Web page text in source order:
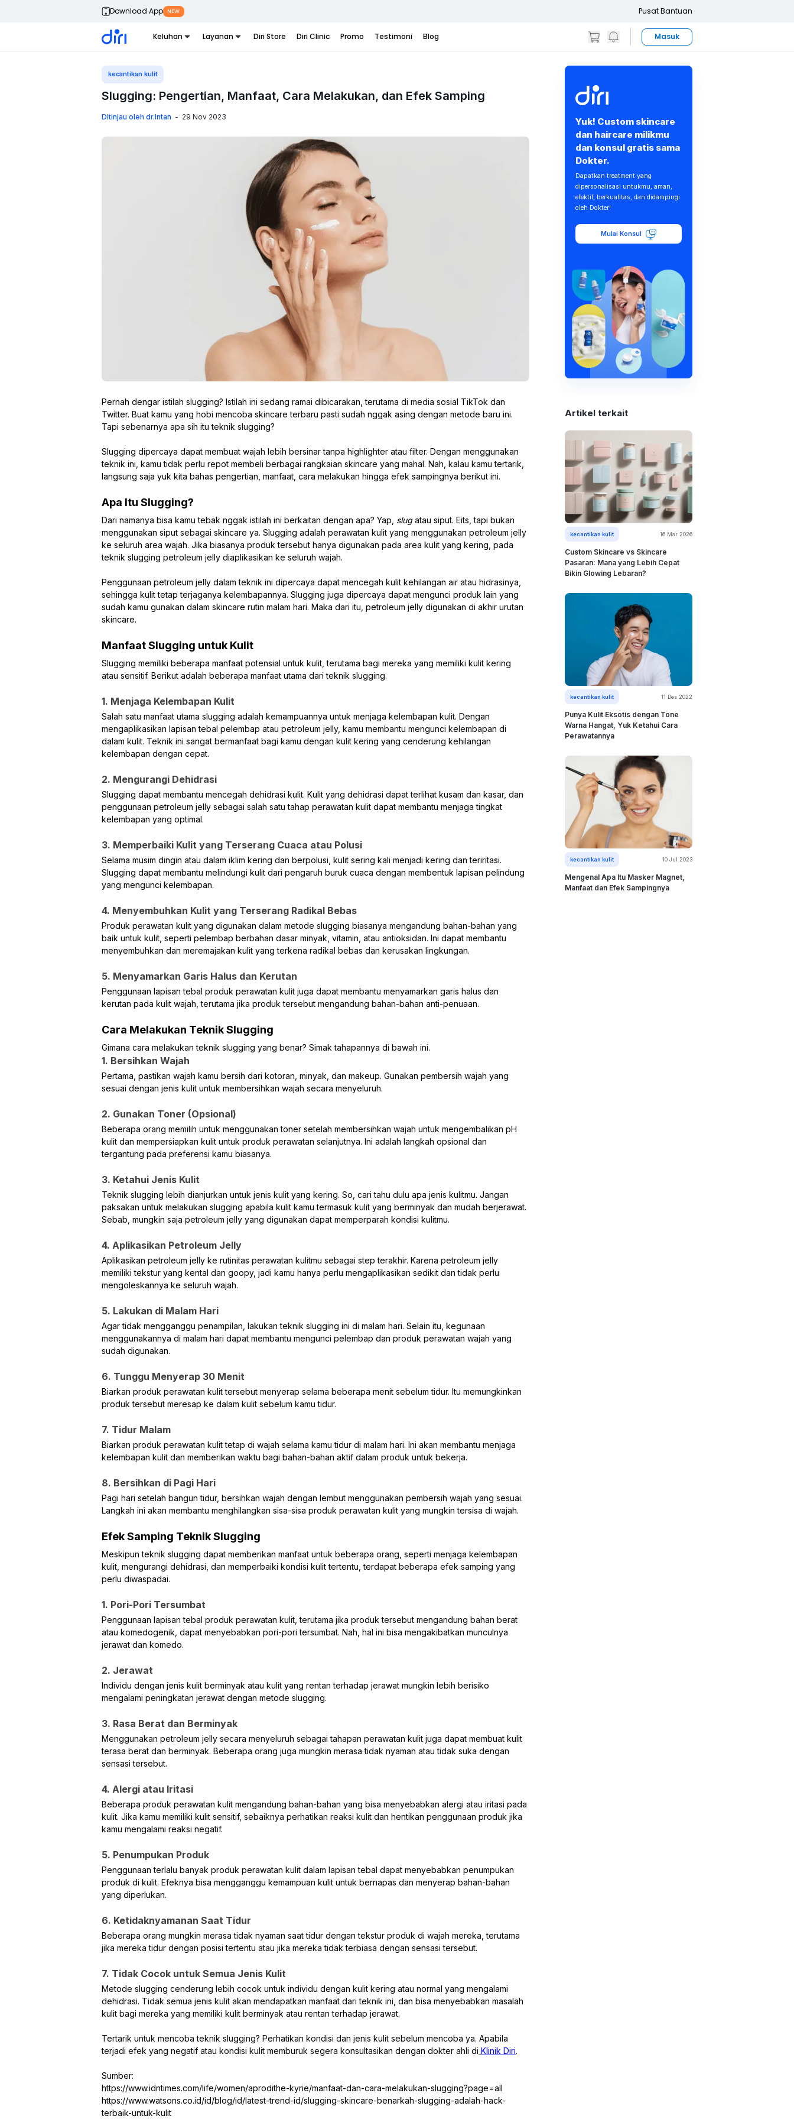
Download App NEW Pusat Bantuan
Keluhan Layanan Diri Store Diri Clinic Promo Testimoni Blog Masuk
kecantikan kulit
Slugging: Pengertian, Manfaat, Cara Melakukan, dan Efek Samping
Ditinjau oleh dr.Intan - 29 Nov 2023
Pernah dengar istilah slugging? Istilah ini sedang ramai dibicarakan, terutama di media sosial TikTok dan
Twitter. Buat kamu yang hobi mencoba skincare terbaru pasti sudah nggak asing dengan metode baru ini.
Tapi sebenarnya apa sih itu teknik slugging?
Slugging dipercaya dapat membuat wajah lebih bersinar tanpa highlighter atau filter. Dengan menggunakan
teknik ini, kamu tidak perlu repot membeli berbagai rangkaian skincare yang mahal. Nah, kalau kamu tertarik,
langsung saja yuk kita bahas pengertian, manfaat, cara melakukan hingga efek sampingnya berikut ini.
Apa Itu Slugging?
Dari namanya bisa kamu tebak nggak istilah ini berkaitan dengan apa? Yap, slugatau siput. Eits, tapi bukan
menggunakan siput sebagai skincare ya. Slugging adalah perawatan kulit yang menggunakan petroleum jelly
ke seluruh area wajah. Jika biasanya produk tersebut hanya digunakan pada area kulit yang kering, pada
teknik slugging petroleum jelly diaplikasikan ke seluruh wajah.
Penggunaan petroleum jelly dalam teknik ini dipercaya dapat mencegah kulit kehilangan air atau hidrasinya,
sehingga kulit tetap terjaganya kelembapannya. Slugging juga dipercaya dapat mengunci produk lain yang
sudah kamu gunakan dalam skincare rutin malam hari. Maka dari itu, petroleum jelly digunakan di akhir urutan
skincare.
Manfaat Slugging untuk Kulit
Slugging memiliki beberapa manfaat potensial untuk kulit, terutama bagi mereka yang memiliki kulit kering
atau sensitif. Berikut adalah beberapa manfaat utama dari teknik slugging.
1. Menjaga Kelembapan Kulit
Salah satu manfaat utama slugging adalah kemampuannya untuk menjaga kelembapan kulit. Dengan
mengaplikasikan lapisan tebal pelembap atau petroleum jelly, kamu membantu mengunci kelembapan di
dalam kulit. Teknik ini sangat bermanfaat bagi kamu dengan kulit kering yang cenderung kehilangan
kelembapan dengan cepat.
2. Mengurangi Dehidrasi
Slugging dapat membantu mencegah dehidrasi kulit. Kulit yang dehidrasi dapat terlihat kusam dan kasar, dan
penggunaan petroleum jelly sebagai salah satu tahap perawatan kulit dapat membantu menjaga tingkat
kelembapan yang optimal.
3. Memperbaiki Kulit yang Terserang Cuaca atau Polusi
Selama musim dingin atau dalam iklim kering dan berpolusi, kulit sering kali menjadi kering dan teriritasi.
Slugging dapat membantu melindungi kulit dari pengaruh buruk cuaca dengan membentuk lapisan pelindung
yang mengunci kelembapan.
4. Menyembuhkan Kulit yang Terserang Radikal Bebas
Produk perawatan kulit yang digunakan dalam metode slugging biasanya mengandung bahan-bahan yang
baik untuk kulit, seperti pelembap berbahan dasar minyak, vitamin, atau antioksidan. Ini dapat membantu
menyembuhkan dan meremajakan kulit yang terkena radikal bebas dan kerusakan lingkungan.
5. Menyamarkan Garis Halus dan Kerutan
Penggunaan lapisan tebal produk perawatan kulit juga dapat membantu menyamarkan garis halus dan
kerutan pada kulit wajah, terutama jika produk tersebut mengandung bahan-bahan anti-penuaan.
Cara Melakukan Teknik Slugging
Gimana cara melakukan teknik slugging yang benar? Simak tahapannya di bawah ini.
1. Bersihkan Wajah
Pertama, pastikan wajah kamu bersih dari kotoran, minyak, dan makeup. Gunakan pembersih wajah yang
sesuai dengan jenis kulit untuk membersihkan wajah secara menyeluruh.
2. Gunakan Toner (Opsional)
Beberapa orang memilih untuk menggunakan toner setelah membersihkan wajah untuk mengembalikan pH
kulit dan mempersiapkan kulit untuk produk perawatan selanjutnya. Ini adalah langkah opsional dan
tergantung pada preferensi kamu biasanya.
3. Ketahui Jenis Kulit
Teknik slugging lebih dianjurkan untuk jenis kulit yang kering. So, cari tahu dulu apa jenis kulitmu. Jangan
paksakan untuk melakukan slugging apabila kulit kamu termasuk kulit yang berminyak dan mudah berjerawat.
Sebab, mungkin saja petroleum jelly yang digunakan dapat memperparah kondisi kulitmu.
4. Aplikasikan Petroleum Jelly
Aplikasikan petroleum jelly ke rutinitas perawatan kulitmu sebagai step terakhir. Karena petroleum jelly
memiliki tekstur yang kental dan goopy, jadi kamu hanya perlu mengaplikasikan sedikit dan tidak perlu
mengoleskannya ke seluruh wajah.
5. Lakukan di Malam Hari
Agar tidak mengganggu penampilan, lakukan teknik slugging ini di malam hari. Selain itu, kegunaan
menggunakannya di malam hari dapat membantu mengunci pelembap dan produk perawatan wajah yang
sudah digunakan.
6. Tunggu Menyerap 30 Menit
Biarkan produk perawatan kulit tersebut menyerap selama beberapa menit sebelum tidur. Itu memungkinkan
produk tersebut meresap ke dalam kulit sebelum kamu tidur.
7. Tidur Malam
Biarkan produk perawatan kulit tetap di wajah selama kamu tidur di malam hari. Ini akan membantu menjaga
kelembapan kulit dan memberikan waktu bagi bahan-bahan aktif dalam produk untuk bekerja.
8. Bersihkan di Pagi Hari
Pagi hari setelah bangun tidur, bersihkan wajah dengan lembut menggunakan pembersih wajah yang sesuai.
Langkah ini akan membantu menghilangkan sisa-sisa produk perawatan kulit yang mungkin tersisa di wajah.
Efek Samping Teknik Slugging
Meskipun teknik slugging dapat memberikan manfaat untuk beberapa orang, seperti menjaga kelembapan
kulit, mengurangi dehidrasi, dan memperbaiki kondisi kulit tertentu, terdapat beberapa efek samping yang
perlu diwaspadai.
1. Pori-Pori Tersumbat
Penggunaan lapisan tebal produk perawatan kulit, terutama jika produk tersebut mengandung bahan berat
atau komedogenik, dapat menyebabkan pori-pori tersumbat. Nah, hal ini bisa mengakibatkan munculnya
jerawat dan komedo.
2. Jerawat
Individu dengan jenis kulit berminyak atau kulit yang rentan terhadap jerawat mungkin lebih berisiko
mengalami peningkatan jerawat dengan metode slugging.
3. Rasa Berat dan Berminyak
Menggunakan petroleum jelly secara menyeluruh sebagai tahapan perawatan kulit juga dapat membuat kulit
terasa berat dan berminyak. Beberapa orang juga mungkin merasa tidak nyaman atau tidak suka dengan
sensasi tersebut.
4. Alergi atau Iritasi
Beberapa produk perawatan kulit mengandung bahan-bahan yang bisa menyebabkan alergi atau iritasi pada
kulit. Jika kamu memiliki kulit sensitif, sebaiknya perhatikan reaksi kulit dan hentikan penggunaan produk jika
kamu mengalami reaksi negatif.
5. Penumpukan Produk
Penggunaan terlalu banyak produk perawatan kulit dalam lapisan tebal dapat menyebabkan penumpukan
produk di kulit. Efeknya bisa mengganggu kemampuan kulit untuk bernapas dan menyerap bahan-bahan
yang diperlukan.
6. Ketidaknyamanan Saat Tidur
Beberapa orang mungkin merasa tidak nyaman saat tidur dengan tekstur produk di wajah mereka, terutama
jika mereka tidur dengan posisi tertentu atau jika mereka tidak terbiasa dengan sensasi tersebut.
7. Tidak Cocok untuk Semua Jenis Kulit
Metode slugging cenderung lebih cocok untuk individu dengan kulit kering atau normal yang mengalami
dehidrasi. Tidak semua jenis kulit akan mendapatkan manfaat dari teknik ini, dan bisa menyebabkan masalah
kulit bagi mereka yang memiliki kulit berminyak atau rentan terhadap jerawat.
Tertarik untuk mencoba teknik slugging? Perhatikan kondisi dan jenis kulit sebelum mencoba ya. Apabila
terjadi efek yang negatif atau kondisi kulit memburuk segera konsultasikan dengan dokter ahli di Klinik Diri.
Sumber:
https://www.idntimes.com/life/women/aprodithe-kyrie/manfaat-dan-cara-melakukan-slugging?page=all
https://www.watsons.co.id/id/blog/id/latest-trend-id/slugging-skincare-benarkah-slugging-adalah-hack-
terbaik-untuk-kulit
Yuk! Custom skincare
dan haircare milikmu
dan konsul gratis sama
Dokter.
Dapatkan treatment yang
dipersonalisasi untukmu, aman,
efektif, berkualitas, dan didampingi
oleh Dokter!
Mulai Konsul
Artikel terkait
kecantikan kulit 16 Mar 2026
Custom Skincare vs Skincare
Pasaran: Mana yang Lebih Cepat
Bikin Glowing Lebaran?
kecantikan kulit 11 Des 2022
Punya Kulit Eksotis dengan Tone
Warna Hangat, Yuk Ketahui Cara
Perawatannya
kecantikan kulit 10 Jul 2023
Mengenal Apa Itu Masker Magnet,
Manfaat dan Efek Sampingnya